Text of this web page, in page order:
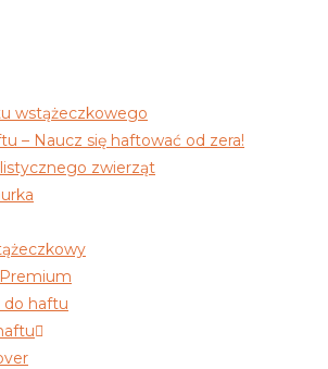
wstążeczkowego
– Naucz się haftować od zera!
zwierząt
do haftu